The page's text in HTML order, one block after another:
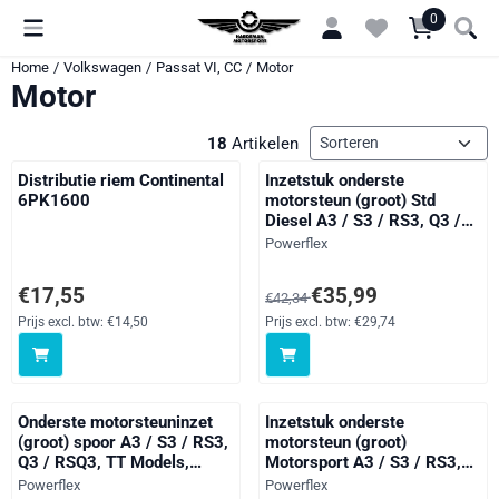
Cookievoorkeuren zijn momenteel gesloten. 0
Home / Volkswagen / Passat VI, CC / Motor
Motor
18 Artikelen Sorteermethode
Distributie riem Continental
6PK1600
Prijs: 17,55, exclusief btw: 14,50
€17,55
Prijs excl. btw: €14,50
Inzetstuk onderste
motorsteun (groot) Std
Diesel A3 / S3 / RS3, Q3 /
RSQ3, TT Models, Alhambra
Octavia, Superb Models, Yeti
5L, Bora Models, Caddy
Models, CC, Eos 1F, Golf,
Jetta Models, Passat
Models,
Merk:
Powerflex
Van 42,34 voor 35,99, exclusief
€42,34€35,99
Prijs excl. btw: €29,74
Onderste motorsteuninzet
(groot) spoor A3 / S3 / RS3,
Q3 / RSQ3, TT Models,
Alhambra Models, Altea 5P
Merk:
Powerflex
Inzetstuk onderste
motorsteun (groot)
Motorsport A3 / S3 / RS3,
Q3 / RSQ3, TT Models, Altea
Merk:
Powerflex